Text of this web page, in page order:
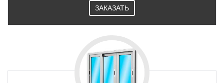
ЗАКАЗАТЬ